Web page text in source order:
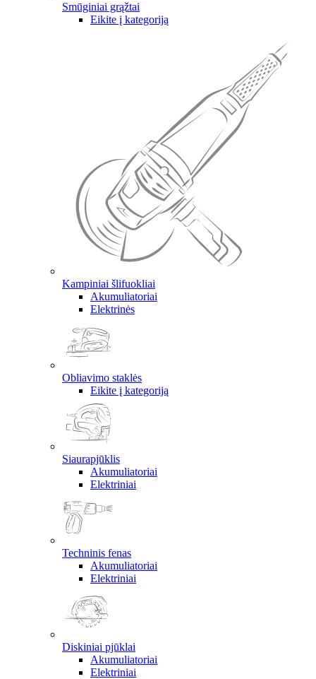
Smūginiai grąžtai
Eikite į kategoriją
Kampiniai šlifuokliai
Akumuliatoriai
Elektrinės
Obliavimo staklės
Eikite į kategoriją
Siaurapjūklis
Akumuliatoriai
Elektriniai
Techninis fenas
Akumuliatoriai
Elektriniai
Diskiniai pjūklai
Akumuliatoriai
Elektriniai